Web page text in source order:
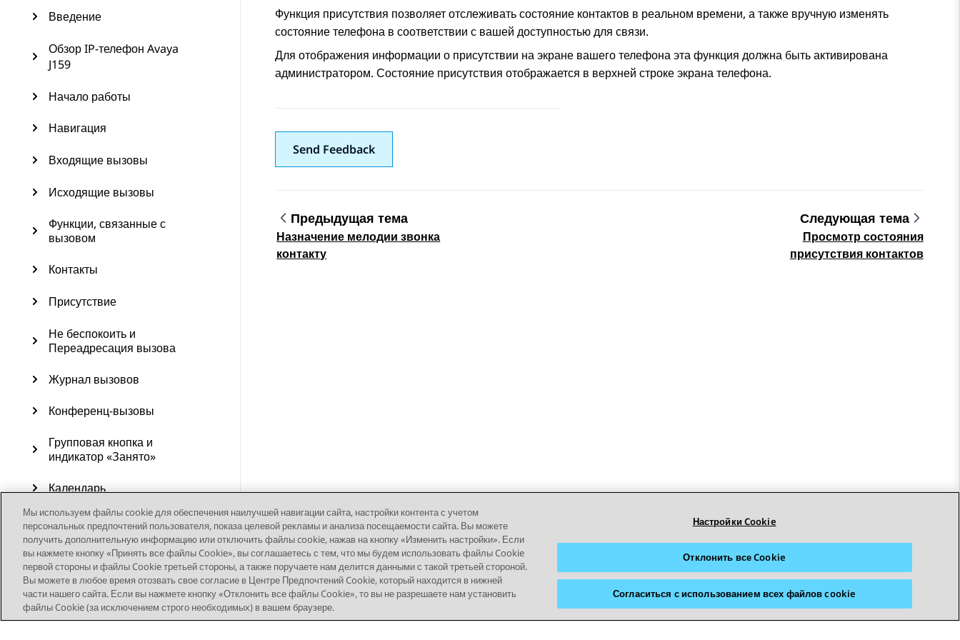
Введение
Обзор IP-телефон Avaya
J159
Начало работы
Навигация
Входящие вызовы
Исходящие вызовы
Функции, связанные с
вызовом
Контакты
Присутствие
Не беспокоить и
Переадресация вызова
Журнал вызовов
Конференц-вызовы
Групповая кнопка и
индикатор «Занято»
Календарь
Дополнительные функции
USB-устройства
Настройка
Обновление телефона
Функция присутствия позволяет отслеживать состояние контактов в реальном времени, а также вручную изменять
состояние телефона в соответствии с вашей доступностью для связи.
Для отображения информации о присутствии на экране вашего телефона эта функция должна быть активирована
администратором. Состояние присутствия отображается в верхней строке экрана телефона.
Send Feedback
Topic navigation
Предыдущая тема
Назначение мелодии звонка
контакту
Следующая тема
Просмотр состояния
присутствия контактов
Мы используем файлы cookie для обеспечения наилучшей навигации сайта, настройки контента с учетом
персональных предпочтений пользователя, показа целевой рекламы и анализа посещаемости сайта. Вы можете
получить дополнительную информацию или отключить файлы cookie, нажав на кнопку «Изменить настройки». Если
вы нажмете кнопку «Принять все файлы Cookie», вы соглашаетесь с тем, что мы будем использовать файлы Cookie
первой стороны и файлы Cookie третьей стороны, а также поручаете нам делится данными с такой третьей стороной.
Вы можете в любое время отозвать свое согласие в Центре Предпочтений Cookie, который находится в нижней
части нашего сайта. Если вы нажмете кнопку «Отклонить все файлы Cookie», то вы не разрешаете нам установить
файлы Cookie (за исключением строго необходимых) в вашем браузере.
Настройки Cookie
Отклонить все Cookie
Согласиться с использованием всех файлов cookie